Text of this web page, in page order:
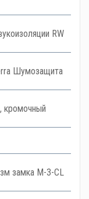
RW
Шумозащита
кромочный
замка M-3-CL